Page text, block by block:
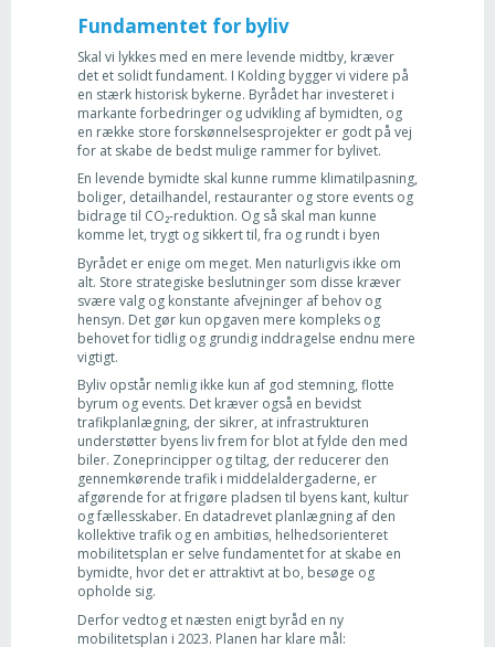
Fundamentet for byliv
Skal vi lykkes med en mere levende midtby, kræver
det et solidt fundament. I Kolding bygger vi videre på
en stærk historisk bykerne. Byrådet har investeret i
markante forbedringer og udvikling af bymidten, og
en række store forskønnelsesprojekter er godt på vej
for at skabe de bedst mulige rammer for bylivet.
En levende bymidte skal kunne rumme klimatilpasning,
boliger, detailhandel, restauranter og store events og
bidrage til CO₂-reduktion. Og så skal man kunne
komme let, trygt og sikkert til, fra og rundt i byen
Byrådet er enige om meget. Men naturligvis ikke om
alt. Store strategiske beslutninger som disse kræver
svære valg og konstante afvejninger af behov og
hensyn. Det gør kun opgaven mere kompleks og
behovet for tidlig og grundig inddragelse endnu mere
vigtigt.
Byliv opstår nemlig ikke kun af god stemning, flotte
byrum og events. Det kræver også en bevidst
trafikplanlægning, der sikrer, at infrastrukturen
understøtter byens liv frem for blot at fylde den med
biler. Zoneprincipper og tiltag, der reducerer den
gennemkørende trafik i middelaldergaderne, er
afgørende for at frigøre pladsen til byens kant, kultur
og fællesskaber. En datadrevet planlægning af den
kollektive trafik og en ambitiøs, helhedsorienteret
mobilitetsplan er selve fundamentet for at skabe en
bymidte, hvor det er attraktivt at bo, besøge og
opholde sig.
Derfor vedtog et næsten enigt byråd en ny
mobilitetsplan i 2023. Planen har klare mål: